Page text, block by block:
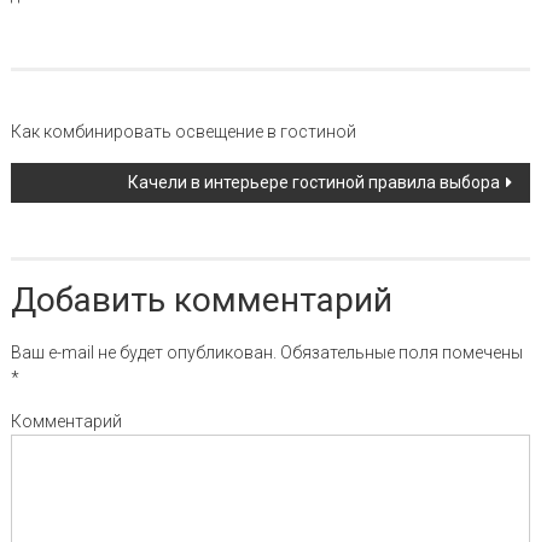
Навигация по записи
Как комбинировать освещение в гостиной
Качели в интерьере гостиной правила выбора
Добавить комментарий
Ваш e-mail не будет опубликован. Обязательные поля помечены
*
Комментарий